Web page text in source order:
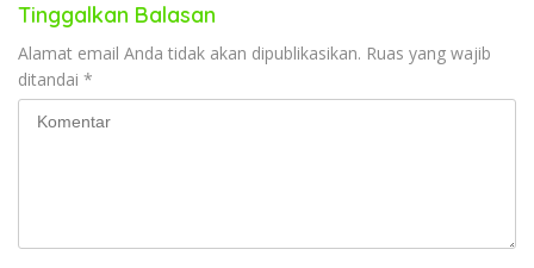
Tinggalkan Balasan
Alamat email Anda tidak akan dipublikasikan. Ruas yang wajib
ditandai *